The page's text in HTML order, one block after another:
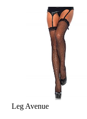
Leg Avenue